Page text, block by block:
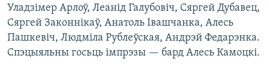
Уладзімер Арлоў, Леанід Галубовіч, Сяргей Дубавец,
Сяргей Законнікаў, Анатоль Івашчанка, Алесь
Пашкевіч, Людміла Рублеўская, Андрэй Федарэнка.
Спэцыяльны госьць імпрэзы — бард Алесь Камоцкі.